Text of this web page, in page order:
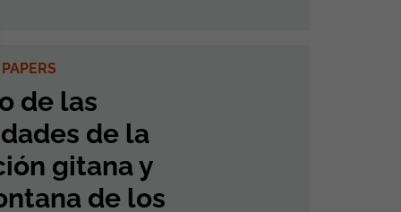
de las
de la
gitana y
de los